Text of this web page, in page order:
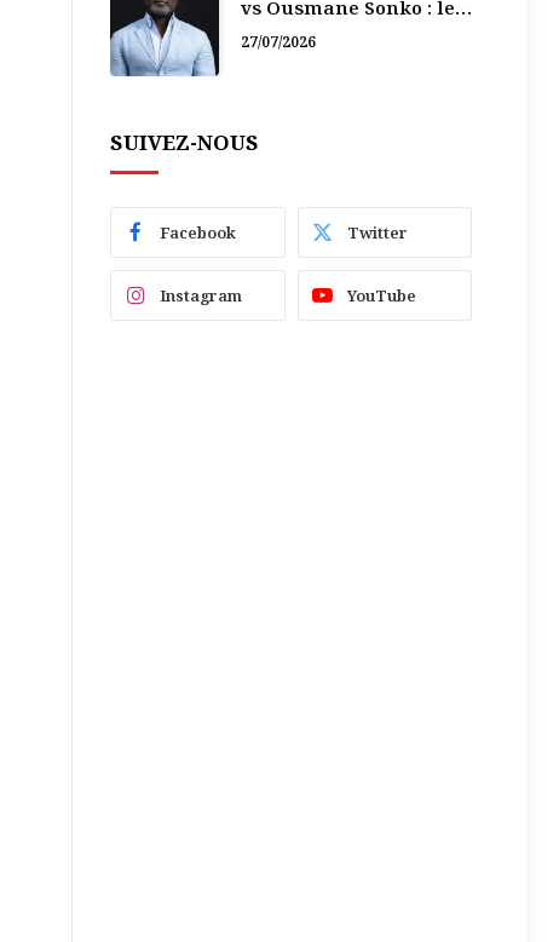
vs Ousmane Sonko : le
vacarme du pouvoir ne
27/07/2026
SUIVEZ-NOUS
Facebook Twitter
Instagram YouTube